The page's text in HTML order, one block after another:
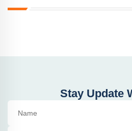
Stay Update